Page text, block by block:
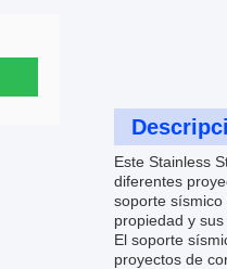
Este Stainless
diferentes
soporte
propiedad y
El soporte
proyectos de